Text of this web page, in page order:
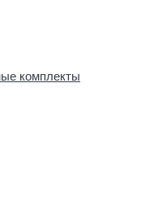
комплекты